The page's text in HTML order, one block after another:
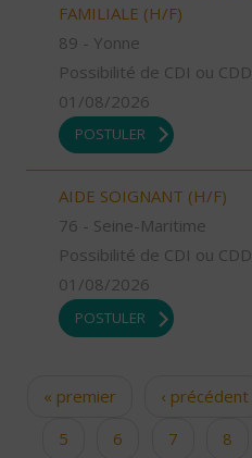
FAMILIALE (H/F)
89 - Yonne
Possibilité de CDI ou CDD
01/08/2026
POSTULER
AIDE SOIGNANT (H/F)
76 - Seine-Maritime
Possibilité de CDI ou CDD
01/08/2026
POSTULER
Pages« premier ‹ précédent
5
6 7 8